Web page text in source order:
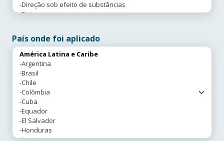
País onde foi aplicado